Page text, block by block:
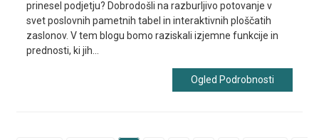
prinesel podjetju? Dobrodošli na razburljivo potovanje v
svet poslovnih pametnih tabel in interaktivnih ploščatih
zaslonov. V tem blogu bomo raziskali izjemne funkcije in
prednosti, ki jih...
Ogled Podrobnosti